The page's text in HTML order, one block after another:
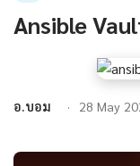
Ansible
อ.บอม 28 May